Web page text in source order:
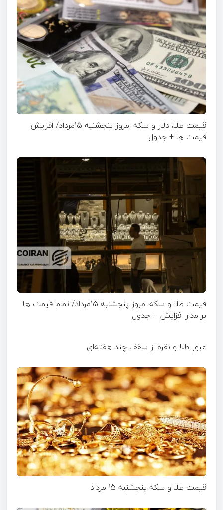
قیمت طلا، دلار و سکه امروز پنجشنبه 15مرداد/ افزایش
قیمت ها + جدول
قیمت طلا و سکه امروز پنجشنبه 15مرداد/ تمام قیمت ها
بر مدار افزایش + جدول
عبور طلا و نقره از سقف چند هفته‌ای
قیمت طلا و سکه پنجشنبه 15 مرداد